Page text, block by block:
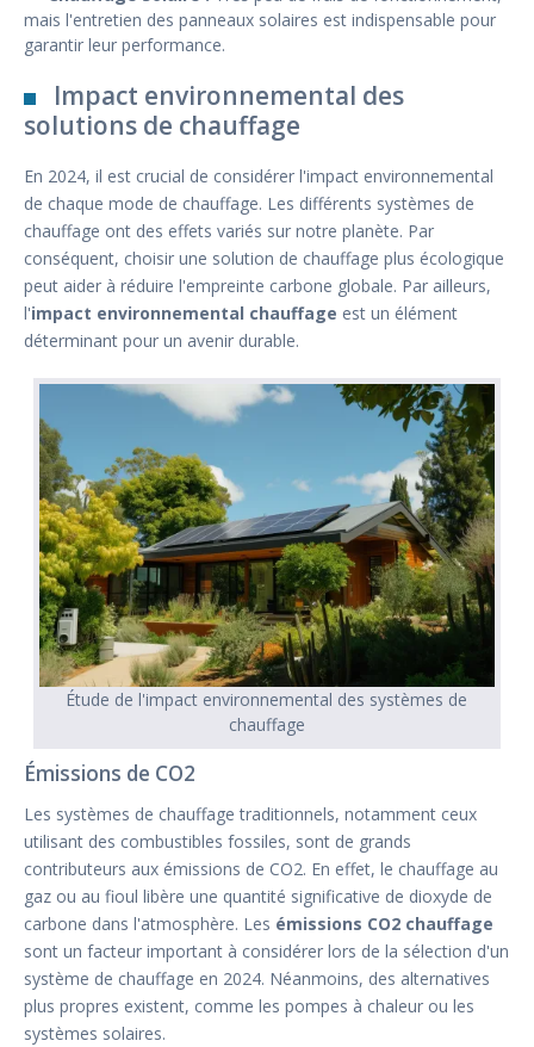
mais l'entretien des panneaux solaires est indispensable pour
garantir leur performance.
Impact environnemental des
solutions de chauffage
En 2024, il est crucial de considérer l'impact environnemental
de chaque mode de chauffage. Les différents systèmes de
chauffage ont des effets variés sur notre planète. Par
conséquent, choisir une solution de chauffage plus écologique
peut aider à réduire l'empreinte carbone globale. Par ailleurs,
l'impact environnemental chauffage est un élément
déterminant pour un avenir durable.
Étude de l'impact environnemental des systèmes de
chauffage
Émissions de CO2
Les systèmes de chauffage traditionnels, notamment ceux
utilisant des combustibles fossiles, sont de grands
contributeurs aux émissions de CO2. En effet, le chauffage au
gaz ou au fioul libère une quantité significative de dioxyde de
carbone dans l'atmosphère. Les émissions CO2 chauffage
sont un facteur important à considérer lors de la sélection d'un
système de chauffage en 2024. Néanmoins, des alternatives
plus propres existent, comme les pompes à chaleur ou les
systèmes solaires.